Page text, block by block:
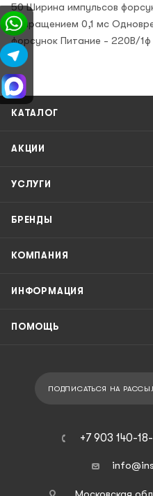
50 Ширина импульсов
приращением 0,1 мс
форсунок Питание - 220В/1ф
КАТАЛОГ
АКЦИИ
УСЛУГИ
БРЕНДЫ
КОМПАНИЯ
ИНФОРМАЦИЯ
ПОМОЩЬ
ПОДПИСАТЬСЯ НА
+7 903 140-